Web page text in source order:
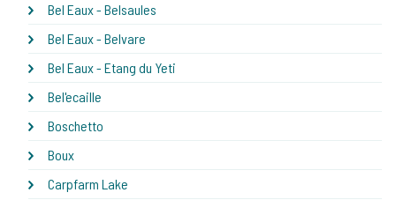
Bel Eaux - Belsaules
Bel Eaux - Belvare
Bel Eaux - Etang du Yeti
Bel'ecaille
Boschetto
Boux
Carpfarm Lake